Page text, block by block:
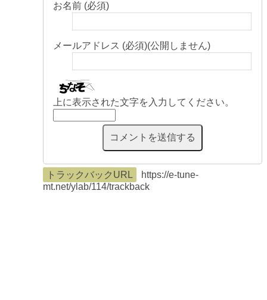
お名前 (必須)
メールアドレス (必須)(公開しません)
上に表示された文字を入力してください。
トラックバックURL
https://e-tune-
mt.net/ylab/114/trackback